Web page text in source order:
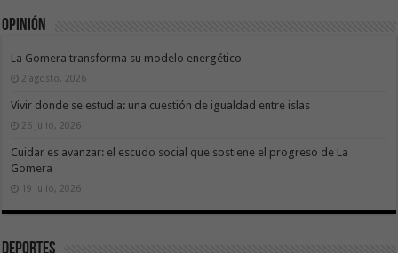
Opinión
La Gomera transforma su modelo energético
2 agosto, 2026
Vivir donde se estudia: una cuestión de igualdad entre islas
26 julio, 2026
Cuidar es avanzar: el escudo social que sostiene el progreso de La
Gomera
19 julio, 2026